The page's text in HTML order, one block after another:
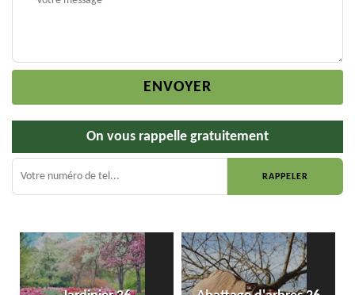
On vous rappelle gratuitement